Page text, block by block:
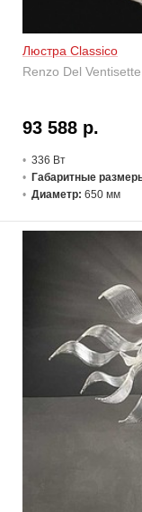
Люстра Classico
Renzo Del
93 588 р.
336 Вт
Габаритные
Диаметр: 650 мм